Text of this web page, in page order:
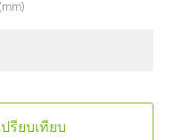
รียบเทียบ